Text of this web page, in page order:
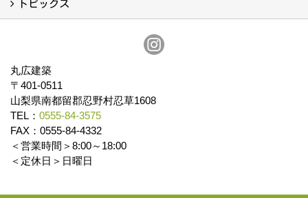
ブログ
トピックス
丸広建築
〒401-0511
山梨県南都留郡忍野村忍草1608
TEL： 0555-84-3575
FAX：0555-84-4332
＜営業時間＞8:00～18:00
＜定休日＞日曜日